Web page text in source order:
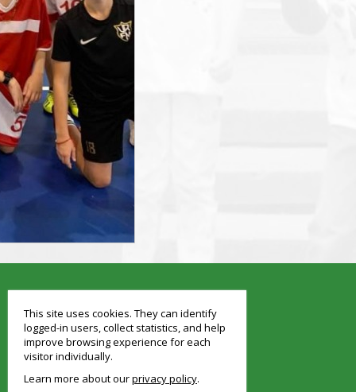
foreash
This site uses cookies. They can identify
logged-in users, collect statistics, and help
improve browsing experience for each
visitor individually.
Learn more about ourprivacy policy